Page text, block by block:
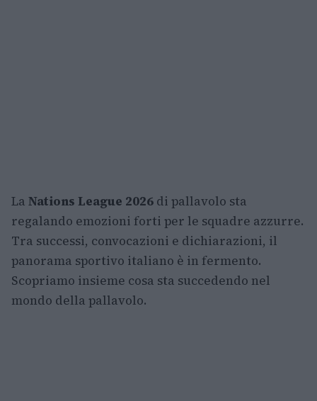
La Nations League 2026 di pallavolo sta
regalando emozioni forti per le squadre azzurre.
Tra successi, convocazioni e dichiarazioni, il
panorama sportivo italiano è in fermento.
Scopriamo insieme cosa sta succedendo nel
mondo della pallavolo.